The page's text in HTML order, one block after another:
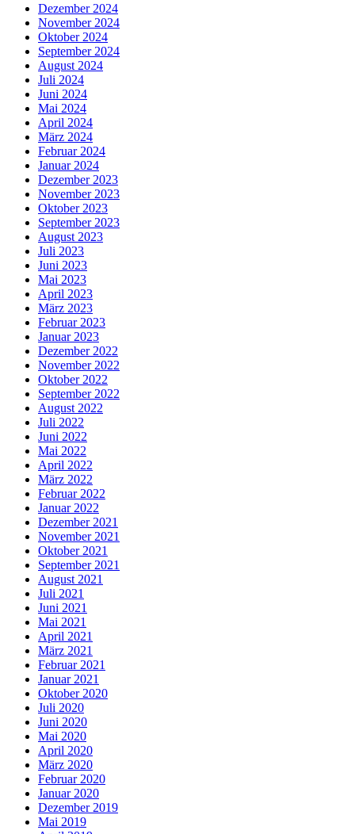
Dezember 2024
November 2024
Oktober 2024
September 2024
August 2024
Juli 2024
Juni 2024
Mai 2024
April 2024
März 2024
Februar 2024
Januar 2024
Dezember 2023
November 2023
Oktober 2023
September 2023
August 2023
Juli 2023
Juni 2023
Mai 2023
April 2023
März 2023
Februar 2023
Januar 2023
Dezember 2022
November 2022
Oktober 2022
September 2022
August 2022
Juli 2022
Juni 2022
Mai 2022
April 2022
März 2022
Februar 2022
Januar 2022
Dezember 2021
November 2021
Oktober 2021
September 2021
August 2021
Juli 2021
Juni 2021
Mai 2021
April 2021
März 2021
Februar 2021
Januar 2021
Oktober 2020
Juli 2020
Juni 2020
Mai 2020
April 2020
März 2020
Februar 2020
Januar 2020
Dezember 2019
Mai 2019